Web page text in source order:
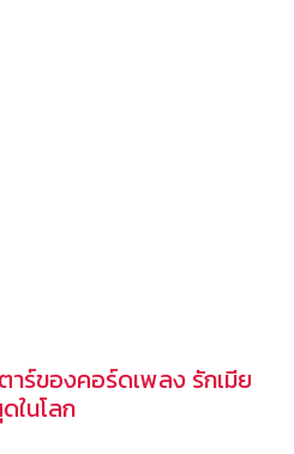
ร์ของคอร์ดเพลง รักเมีย
ในโลก